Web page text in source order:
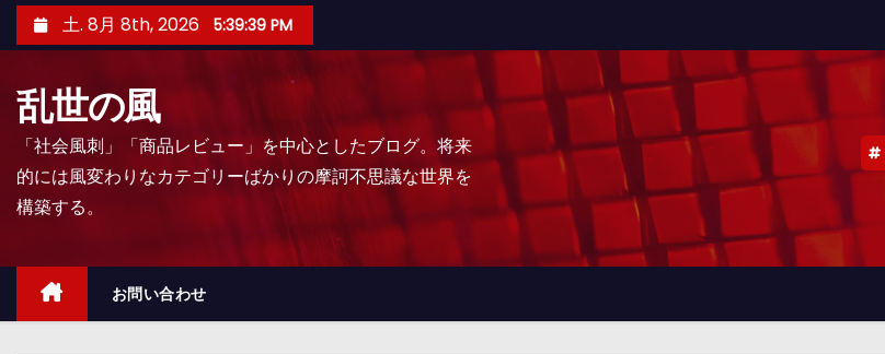
ン
土. 8月 8th, 2026 5:39:40 PM
乱世の風
「社会風刺」「商品レビュー」を中心としたブログ。将来
的には風変わりなカテゴリーばかりの摩訶不思議な世界を
構築する。
お問い合わせ